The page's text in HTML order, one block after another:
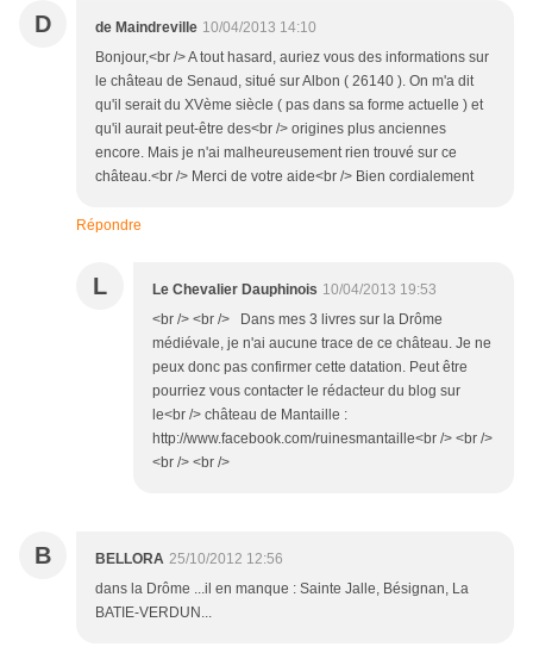
D de Maindreville 10/04/2013 14:10
Bonjour,<br /> A tout hasard, auriez vous des informations sur
le château de Senaud, situé sur Albon ( 26140 ). On m'a dit
qu'il serait du XVème siècle ( pas dans sa forme actuelle ) et
qu'il aurait peut-être des<br /> origines plus anciennes
encore. Mais je n'ai malheureusement rien trouvé sur ce
château.<br /> Merci de votre aide<br /> Bien cordialement
Répondre
L Le Chevalier Dauphinois 10/04/2013 19:53
<br /> <br /> Dans mes 3 livres sur la Drôme
médiévale, je n'ai aucune trace de ce château. Je ne
peux donc pas confirmer cette datation. Peut être
pourriez vous contacter le rédacteur du blog sur
le<br /> château de Mantaille :
http://www.facebook.com/ruinesmantaille<br /> <br />
<br /> <br />
B BELLORA 25/10/2012 12:56
dans la Drôme ...il en manque : Sainte Jalle, Bésignan, La
BATIE-VERDUN...